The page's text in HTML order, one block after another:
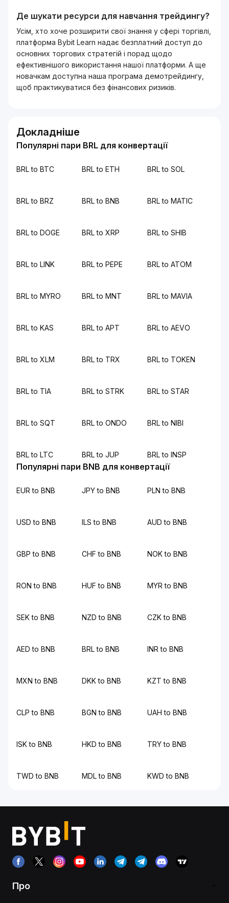
Де шукати ресурси для навчання трейдингу?
Усім, хто хоче розширити свої знання у сфері торгівлі,
платформа Bybit Learn надає безплатний доступ до
основних торгових стратегій і порад щодо
ефективнішого використання нашої платформи. А ще
новачкам доступна наша програма демотрейдингу,
щоб практикуватися без фінансових ризиків.
Докладніше
Популярні пари BRL для конвертації
BRL to BTC BRL to ETH BRL to SOL
BRL to BRZ BRL to BNB BRL to MATIC
BRL to DOGE BRL to XRP BRL to SHIB
BRL to LINK BRL to PEPE BRL to ATOM
BRL to MYRO BRL to MNT BRL to MAVIA
BRL to KAS BRL to APT BRL to AEVO
BRL to XLM BRL to TRX BRL to TOKEN
BRL to TIA BRL to STRK BRL to STAR
BRL to SQT BRL to ONDO BRL to NIBI
BRL to LTC BRL to JUP BRL to INSP
Популярні пари BNB для конвертації
EUR to BNB JPY to BNB PLN to BNB
USD to BNB ILS to BNB AUD to BNB
GBP to BNB CHF to BNB NOK to BNB
RON to BNB HUF to BNB MYR to BNB
SEK to BNB NZD to BNB CZK to BNB
AED to BNB BRL to BNB INR to BNB
MXN to BNB DKK to BNB KZT to BNB
CLP to BNB BGN to BNB UAH to BNB
ISK to BNB HKD to BNB TRY to BNB
TWD to BNB MDL to BNB KWD to BNB
Про